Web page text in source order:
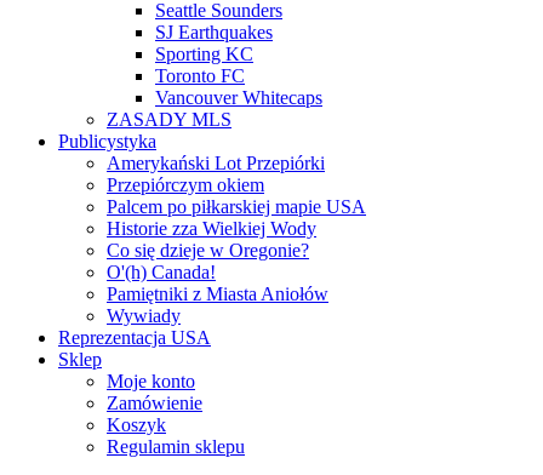
Seattle Sounders
SJ Earthquakes
Sporting KC
Toronto FC
Vancouver Whitecaps
ZASADY MLS
Publicystyka
Amerykański Lot Przepiórki
Przepiórczym okiem
Palcem po piłkarskiej mapie USA
Historie zza Wielkiej Wody
Co się dzieje w Oregonie?
O'(h) Canada!
Pamiętniki z Miasta Aniołów
Wywiady
Reprezentacja USA
Sklep
Moje konto
Zamówienie
Koszyk
Regulamin sklepu